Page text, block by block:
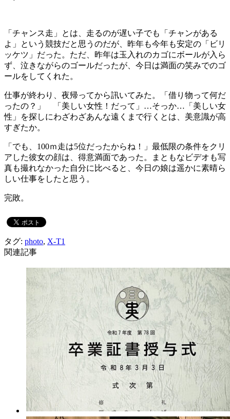
「チャンス走」とは、走るのが遅い子でも「チャンがある
よ」という競技だと思うのだが、昨年も今年も安定の「ビリ
ッケツ」だった。ただ、昨年は玉入れのカゴにボールが入ら
ず、泣きながらのゴールだったが、今日は満面の笑みでのゴ
ールをしてくれた。
仕事が終わり、夜帰ってから訊いてみた。「借り物って何だ
ったの？」 「美しい女性！だって」…そっか…「美しい女
性」を探しにわざわざあんな遠くまで行くとは、美意識が高
すぎたか。
「でも、100ｍ走は5位だったからね！」最低限の条件をクリ
アした彼女の顔は、得意満面であった。まともなビデオも写
真も撮れなかった自分に比べると、今日の娘は遥かに素晴ら
しい仕事をしたと思う。
完敗。
タグ: photo, X-T1
関連記事